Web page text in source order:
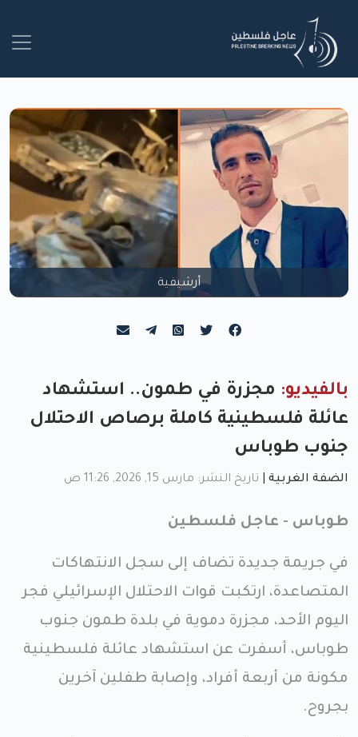
أرشيفية
بالفيديو: مجزرة في طمون.. استشهاد
عائلة فلسطينية كاملة برصاص الاحتلال
جنوب طوباس
الضفة الغربية تاريخ النشر: مارس 15, 2026, 11:26 ص
طوباس - عاجل فلسطين
في جريمة جديدة تضاف إلى سجل الانتهاكات
المتصاعدة، ارتكبت قوات الاحتلال الإسرائيلي فجر
اليوم الأحد، مجزرة دموية في بلدة طمون جنوب
طوباس، أسفرت عن استشهاد عائلة فلسطينية
مكونة من أربعة أفراد، وإصابة طفلين آخرين
بجروح.